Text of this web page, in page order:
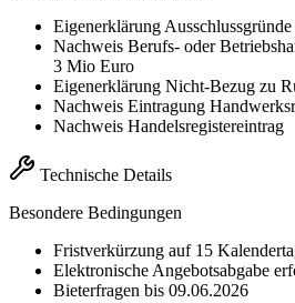
Eigenerklärung
Nachweis Berufs- oder
3 Mio Euro
Eigenerklärung Nicht-Bezug zu
Nachweis Eintragung
Nachweis Handelsregistereintrag
Technische Details
Besondere Bedingungen
Fristverkürzung auf 15
Elektronische Angebotsabgabe
Bieterfragen bis 09.06.2026